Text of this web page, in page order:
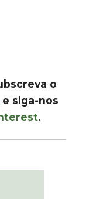
o
e siga-nos
.